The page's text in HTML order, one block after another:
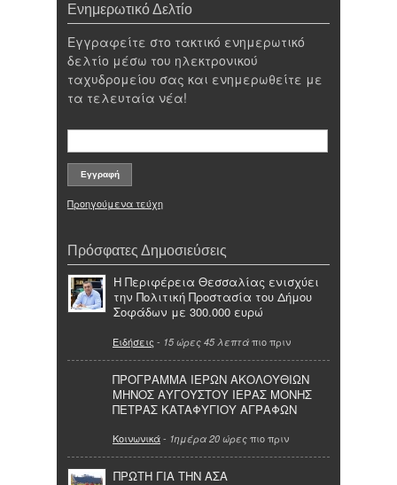
Ενημερωτικό Δελτίο
Εγγραφείτε στο τακτικό ενημερωτικό
δελτίο μέσω του ηλεκτρονικού
ταχυδρομείου σας και ενημερωθείτε με
τα τελευταία νέα!
Προηγούμενα τεύχη
Πρόσφατες Δημοσιεύσεις
Η Περιφέρεια Θεσσαλίας ενισχύει
την Πολιτική Προστασία του Δήμου
Σοφάδων με 300.000 ευρώ
Ειδήσεις - 15 ώρες 45 λεπτά πιο πριν
ΠΡΟΓΡΑΜΜΑ ΙΕΡΩΝ ΑΚΟΛΟΥΘΙΩΝ
ΜΗΝΟΣ ΑΥΓΟΥΣΤΟΥ ΙΕΡΑΣ ΜΟΝΗΣ
ΠΕΤΡΑΣ ΚΑΤΑΦΥΓΙΟΥ ΑΓΡΑΦΩΝ
Κοινωνικά- 1ημέρα 20 ώρες πιο πριν
ΠΡΩΤΗ ΓΙΑ ΤΗΝ ΑΣΑ